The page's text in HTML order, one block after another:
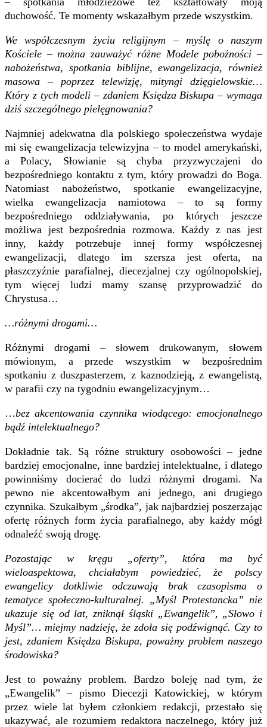
duchowość. Te momenty wskazałbym przede wszystkim.
We współczesnym życiu religijnym – myślę o naszym
Kościele – można zauważyć różne Modele pobożności –
nabożeństwa, spotkania biblijne, ewangelizacja, również
masowa – poprzez telewizję, mityngi dzięgielowskie…
Który z tych modeli – zdaniem Księdza Biskupa – wymaga
dziś szczególnego pielęgnowania?
Najmniej adekwatna dla polskiego społeczeństwa wydaje
mi się ewangelizacja telewizyjna – to model amerykański,
a Polacy, Słowianie są chyba przyzwyczajeni do
bezpośredniego kontaktu z tym, który prowadzi do Boga.
Natomiast nabożeństwo, spotkanie ewangelizacyjne,
wielka ewangelizacja namiotowa – to są formy
bezpośredniego oddziaływania, po których jeszcze
możliwa jest bezpośrednia rozmowa. Każdy z nas jest
inny, każdy potrzebuje innej formy współczesnej
ewangelizacji, dlatego im szersza jest oferta, na
płaszczyźnie parafialnej, diecezjalnej czy ogólnopolskiej,
tym więcej ludzi mamy szansę przyprowadzić do
Chrystusa…
…różnymi drogami…
Różnymi drogami – słowem drukowanym, słowem
mówionym, a przede wszystkim w bezpośrednim
spotkaniu z duszpasterzem, z kaznodzieją, z ewangelistą,
w parafii czy na tygodniu ewangelizacyjnym…
…bez akcentowania czynnika wiodącego: emocjonalnego
bądź intelektualnego?
Dokładnie tak. Są różne struktury osobowości – jedne
bardziej emocjonalne, inne bardziej intelektualne, i dlatego
powinniśmy docierać do ludzi różnymi drogami. Na
pewno nie akcentowałbym ani jednego, ani drugiego
czynnika. Szukałbym „środka”, jak najbardziej poszerzając
ofertę różnych form życia parafialnego, aby każdy mógł
odnaleźć swoją drogę.
Pozostając w kręgu „oferty”, która ma być
wieloaspektowa, chciałabym powiedzieć, że polscy
ewangelicy dotkliwie odczuwają brak czasopisma o
tematyce społeczno-kulturalnej. „Myśl Protestancka” nie
ukazuje się od lat, zniknął śląski „Ewangelik”, „Słowo i
Myśl”… miejmy nadzieję, że zdoła się podźwignąć. Czy to
jest, zdaniem Księdza Biskupa, poważny problem naszego
środowiska?
Jest to poważny problem. Bardzo boleję nad tym, że
„Ewangelik” – pismo Diecezji Katowickiej, w którym
przez wiele lat byłem członkiem redakcji, przestało się
ukazywać, ale rozumiem redaktora naczelnego, który już